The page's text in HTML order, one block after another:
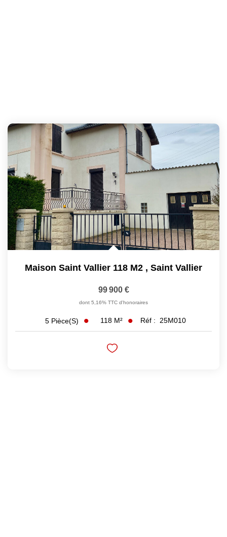
Maison Saint Vallier 118 M2 , Saint Vallier
99 900 €
dont 5,16% TTC d'honoraires
5 Pièce(s) 118 M² Réf : 25M010